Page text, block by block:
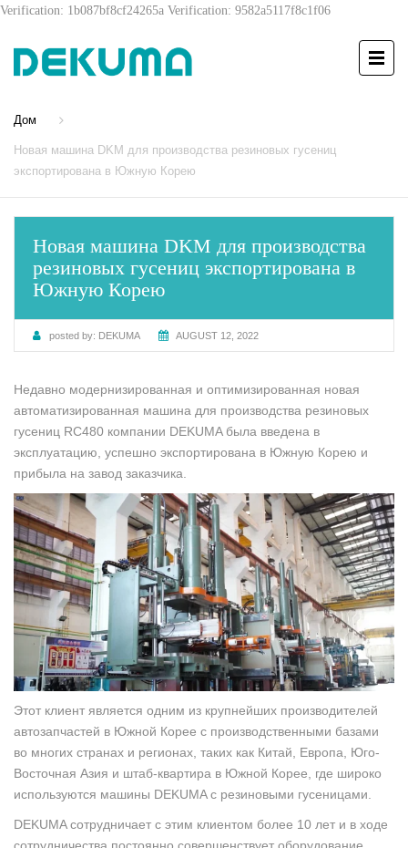
Verification: 1b087bf8cf24265a Verification: 9582a5117f8c1f06
Дом
Новая машина DKM для производства резиновых гусениц
экспортирована в Южную Корею
Новая машина DKM для производства
резиновых гусениц экспортирована в
Южную Корею
posted by: DEKUMA AUGUST 12, 2022
Недавно модернизированная и оптимизированная новая
автоматизированная машина для производства резиновых
гусениц RC480 компании DEKUMA была введена в
эксплуатацию, успешно экспортирована в Южную Корею и
прибыла на завод заказчика.
Этот клиент является одним из крупнейших производителей
автозапчастей в Южной Корее с производственными базами
во многих странах и регионах, таких как Китай, Европа, Юго-
Восточная Азия и штаб-квартира в Южной Корее, где широко
используются машины DEKUMA с резиновыми гусеницами.
DEKUMA сотрудничает с этим клиентом более 10 лет и в ходе